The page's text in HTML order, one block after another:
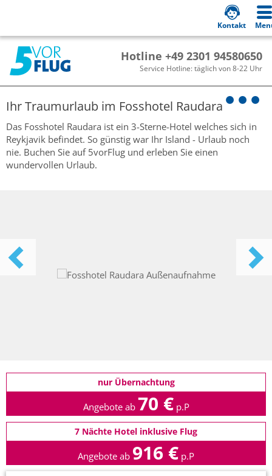
Hotline +49 2301 94580650
Service Hotline: täglich von 8-22 Uhr
Kontakt
Ihr Traumurlaub im Fosshotel Raudara
Das Fosshotel Raudara ist ein 3-Sterne-Hotel welches sich in
Reykjavik befindet. So günstig war Ihr Island - Urlaub noch
nie. Buchen Sie auf 5vorFlug und erleben Sie einen
wundervollen Urlaub.
nur Übernachtung
Angebote ab 70 € p.P
7 Nächte Hotel inklusive Flug
Angebote ab 916 € p.P